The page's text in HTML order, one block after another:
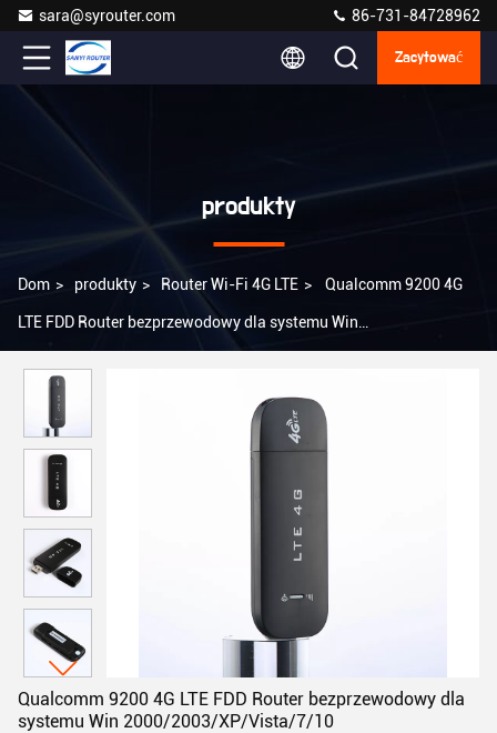
sara@syrouter.com 86-731-84728962
Zacytować
produkty
Dom > produkty > Router Wi-Fi 4G LTE > Qualcomm 9200 4G
LTE FDD Router bezprzewodowy dla systemu Win
Qualcomm 9200 4G LTE FDD Router bezprzewodowy dla
systemu Win 2000/2003/XP/Vista/7/10